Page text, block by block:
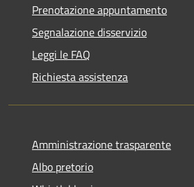
Prenotazione appuntamento
Segnalazione disservizio
Leggi le FAQ
Richiesta assistenza
Amministrazione trasparente
Albo pretorio